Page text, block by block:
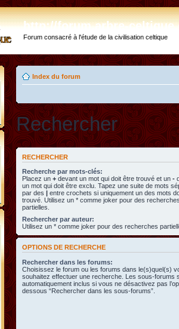
http://forum.arbre-
Forum consacré à l'étude de la civilisation celtique
Index du forum
Rechercher
RECHERCHER
Recherche par mots-clés:
Placez un + devant un mot qui doit être trouvé et un -
un mot qui doit être exclu. Tapez une suite de mots
par des | entre crochets si uniquement un des mots
trouvé. Utilisez un * comme joker pour des
partielles.
Rechercher par auteur:
Utilisez un * comme joker pour des recherches
OPTIONS DE RECHERCHE
Rechercher dans les forums:
Choisissez le forum ou les forums dans le(s)quel(s)
souhaitez effectuer une recherche. Les sous-forums
automatiquement inclus si vous ne désactivez pas
dessous “Rechercher dans les sous-forums”.